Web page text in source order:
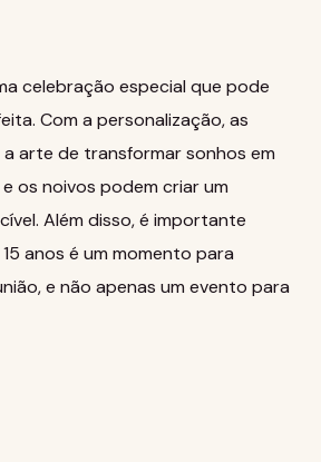
celebração especial que pode
Com a personalização, as
arte de transformar sonhos em
os noivos podem criar um
Além disso, é importante
anos é um momento para
e não apenas um evento para